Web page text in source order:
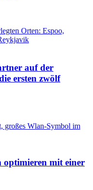
auf der
ersten zwölf
optimieren mit einer